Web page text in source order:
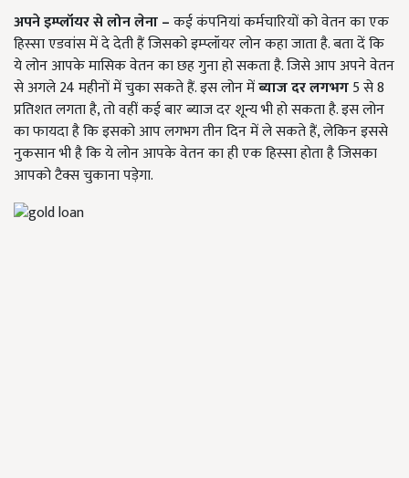
अपने इम्प्लॉयर से लोन लेना–कई कंपनियां कर्मचारियों को वेतन का एक
हिस्सा एडवांस में दे देती हैं जिसको इम्प्लॉयर लोन कहा जाता है. बता दें कि
ये लोन आपके मासिक वेतन का छह गुना हो सकता है. जिसे आप अपने वेतन
से अगले 24 महीनों में चुका सकते हैं. इस लोन मेंब्याज दर लगभग5 से 8
प्रतिशत लगता है, तो वहीं कई बार ब्याज दर शून्य भी हो सकता है. इस लोन
का फायदा है कि इसको आप लगभग तीन दिन में ले सकते हैं, लेकिन इससे
नुकसान भी है कि ये लोन आपके वेतन का ही एक हिस्सा होता है जिसका
आपको टैक्स चुकाना पड़ेगा.